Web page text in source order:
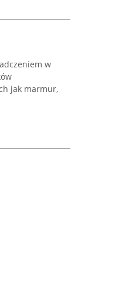
w
jak marmur,